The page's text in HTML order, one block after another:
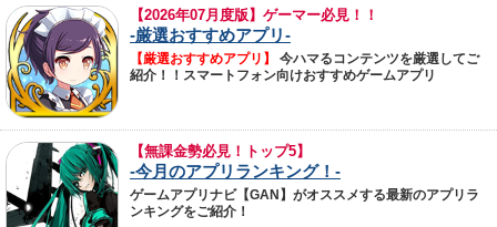
【2026年07月度版】ゲーマー必見！！
-厳選おすすめアプリ-
【厳選おすすめアプリ】
今ハマるコンテンツを厳選してご
紹介！！スマートフォン向けおすすめゲームアプリ
【無課金勢必見！トップ5】
-今月のアプリランキング！-
ゲームアプリナビ【GAN】がオススメする最新のアプリラ
ンキングをご紹介！